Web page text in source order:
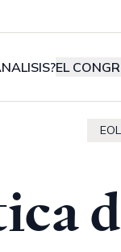
EL
EOL